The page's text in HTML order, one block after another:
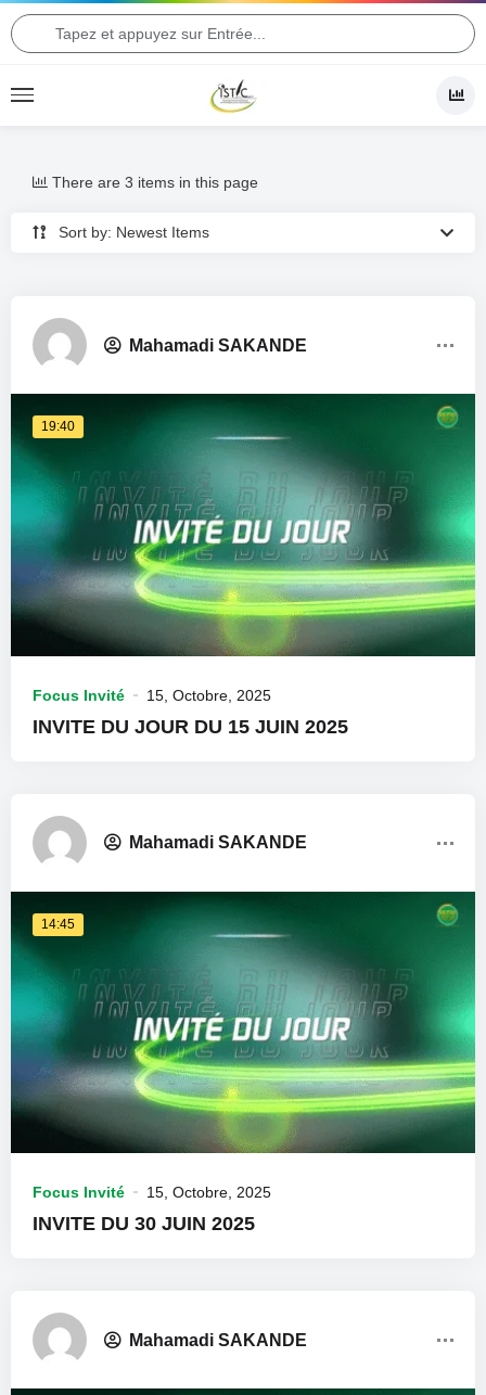
Sort by: Newest Items
There are 3 items in this page
Mahamadi SAKANDE
19:40
Focus Invité 15, Octobre, 2025
INVITE DU JOUR DU 15 JUIN 2025
Mahamadi SAKANDE
14:45
Focus Invité 15, Octobre, 2025
INVITE DU 30 JUIN 2025
Mahamadi SAKANDE